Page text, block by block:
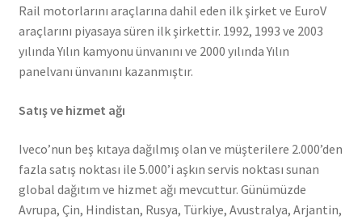
Rail motorlarını araçlarına dahil eden ilk şirket ve EuroV
araçlarını piyasaya süren ilk şirkettir. 1992, 1993 ve 2003
yılında Yılın kamyonu ünvanını ve 2000 yılında Yılın
panelvanı ünvanını kazanmıştır.
Satış ve hizmet ağı
Iveco’nun beş kıtaya dağılmış olan ve müşterilere 2.000’den
fazla satış noktası ile 5.000’i aşkın servis noktası sunan
global dağıtım ve hizmet ağı mevcuttur. Günümüzde
Avrupa, Çin, Hindistan, Rusya, Türkiye, Avustralya, Arjantin,